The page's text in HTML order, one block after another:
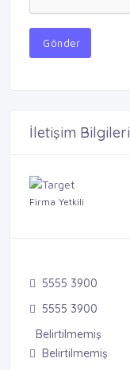
Gönder
İletişim Bilgileri
Firma Yetkili
5555 3900
5555 3900
Belirtilmemiş
Belirtilmemiş